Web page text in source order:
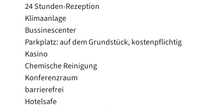
24 Stunden-Rezeption
Klimaanlage
Bussinescenter
Parkplatz: auf dem Grundstück, kostenpflichtig
Kasino
Chemische Reinigung
Konferenzraum
barrierefrei
Hotelsafe